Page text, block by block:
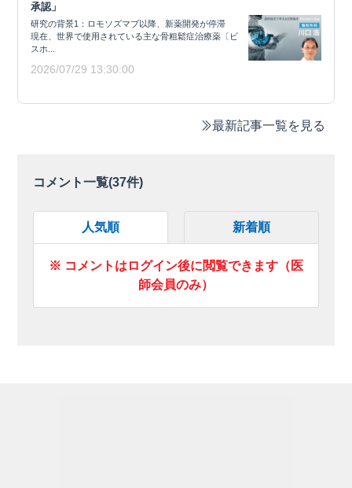
承認」
研究の背景1：ロモソズマブ以降、新薬開発が停滞
現在、世界で使用されている主な骨粗鬆症治療薬〔ビ
スホ...
2026/07/29 13:30:00
最新記事一覧を見る
コメント一覧(37件)
人気順 新着順
※ コメントはログイン後に閲覧できます（医
師会員のみ）